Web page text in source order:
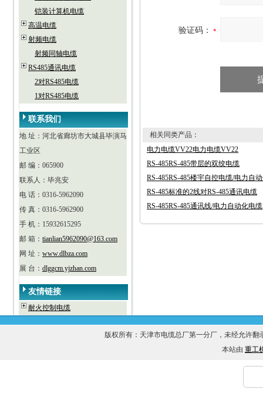
铠装计算机电缆
高温电缆
射频电缆
射频同轴电缆
RS485通讯电缆
2对RS485电缆
1对RS485电缆
联系我们
地 址：河北省廊坊市大城县毕演马
工业区
邮 编：065900
联系人：毕兆安
电 话：0316-5962090
传 真：0316-5962900
手 机：15932615295
邮 箱： tianlian5962090@163.com
网 址： www.dlbza.com
展 台： dlggcm.yjzhan.com
友情链接
耐火控制电缆
验证码：
相关同类产品：
电力电缆VV22电力电缆VV22
RS-485RS-485带层的双绞电缆
RS-485RS-485楼宇自控电缆/电力自
RS-485标准的2线对RS-485通讯电缆
RS-485RS-485通讯线/电力自动化电缆
版权所有：天津市电缆总厂第一分厂，未经允许
本站由 重工